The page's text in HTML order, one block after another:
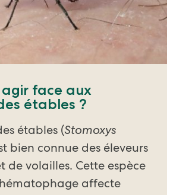
face aux
étables ?
étables (Stomoxys
bien connue des éleveurs
de volailles. Cette espèce
affecte